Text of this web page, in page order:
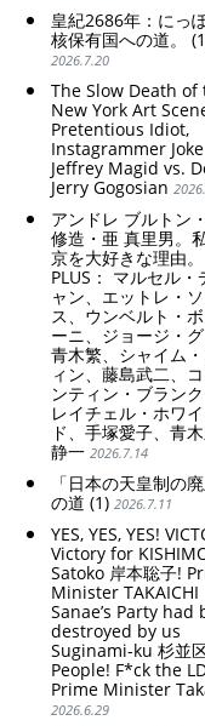
皇紀2686年：にっ
核保有国への道。
2026.7.20
The Slow Death of
New York Art
Pretentious Idiot,
Instagrammer Joke
Jeffrey Magid vs.
Jerry Gogosian
アンドレ ブルトン
修造・亜 真里男。
京を大好きな理由。
PLUS： マルセル・
ャン、エットレ・
ス、ウンベルト・
ーニ、ジョージ・グ
青木繁、シャイム
ィン、藤島武二、
ンティン・ブランク
レイチェル・ホワ
ド、手塚愛子、青
静一 2026.7.14
「日本の天皇制の
の道 (1) 2026.7.11
YES, YES, YES!
Victory for
Satoko 岸本聡子!
Minister TAKAICHI
Sanae’s Party had
destroyed by us
Suginami-ku 杉並
People! F*ck the
Prime Minister
2026.6.29